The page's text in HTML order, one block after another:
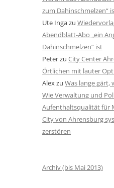
zum Dahinschmelzen“
Ute Ingazu
Abendblatt-Abo „ein
Dahinschmelzen“ ist
Peterzu City Center
Örtlichen mit lauter
Alexzu Was lange gärt,
Wie Verwaltung und
Aufenthaltsqualität für
City von Ahrensburg
zerstören
Archiv (bis Mai 2013)